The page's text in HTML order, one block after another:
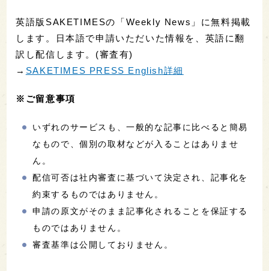
英語版SAKETIMESの「Weekly News」に無料掲載
します。日本語で申請いただいた情報を、英語に翻
訳し配信します。(審査有)
→ SAKETIMES PRESS English詳細
※ご留意事項
いずれのサービスも、一般的な記事に比べると簡易
なもので、個別の取材などが入ることはありませ
ん。
配信可否は社内審査に基づいて決定され、記事化を
約束するものではありません。
申請の原文がそのまま記事化されることを保証する
ものではありません。
審査基準は公開しておりません。